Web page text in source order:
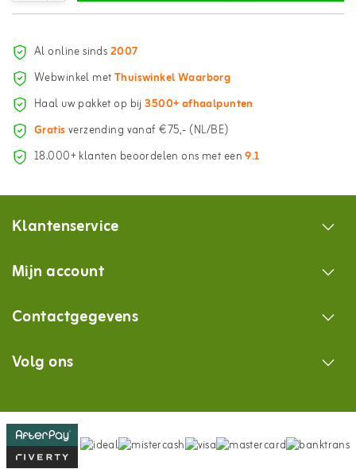
Al online sinds2007
Webwinkel metThuiswinkel Waarborg
Haal uw pakket op bij3500+ afhaalpunten
Gratisverzending vanaf €75,- (NL/BE)
18.000+ klanten beoordelen ons met een9.1
Klantenservice
Mijn account
Contactgegevens
Volg ons